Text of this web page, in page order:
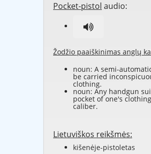
Pocket-pistol audio:
Žodžio paaiškinimas anglų
noun: A semi-
be carried
clothing.
noun: Any handgun
pocket of one's
caliber.
Lietuviškos reikšmės:
kišenėje-pistoletas